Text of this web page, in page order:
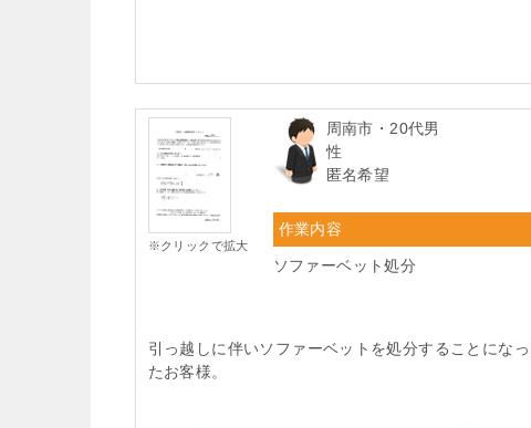
※クリックで拡大
周南市・20代男
性
匿名希望
作業内容
ソファーベット処分
引っ越しに伴いソファーベットを処分することになっ
たお客様。